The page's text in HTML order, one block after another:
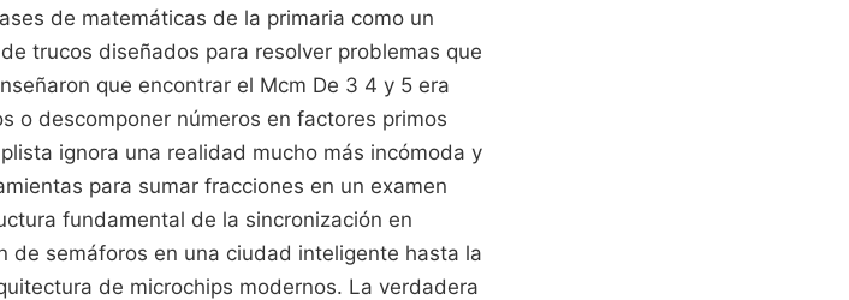
de matemáticas de la primaria como un
trucos diseñados para resolver problemas que
que encontrar el Mcm De 3 4 y 5 era
o descomponer números en factores primos
ignora una realidad mucho más incómoda y
para sumar fracciones en un examen
fundamental de la sincronización en
de semáforos en una ciudad inteligente hasta la
de microchips modernos. La verdadera